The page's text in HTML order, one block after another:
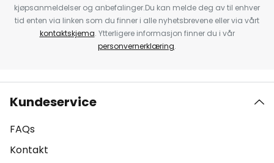
kjøpsanmeldelser og anbefalinger.Du kan melde deg av til enhver
tid enten via linken som du finner i alle nyhetsbrevene eller via vårt
kontaktskjema. Ytterligere informasjon finner du i vår
personvernerklæring.
Kundeservice
FAQs
Kontakt